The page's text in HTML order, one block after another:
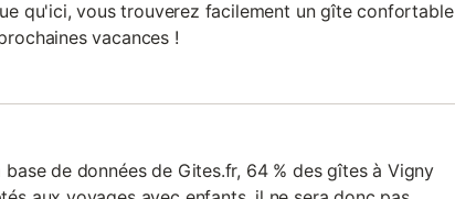
qu'ici, vous trouverez facilement un gîte confortable
vacances !
base de données de Gites.fr, 64 % des gîtes à Vigny